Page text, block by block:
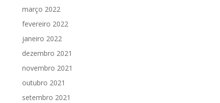
março 2022
fevereiro 2022
janeiro 2022
dezembro 2021
novembro 2021
outubro 2021
setembro 2021